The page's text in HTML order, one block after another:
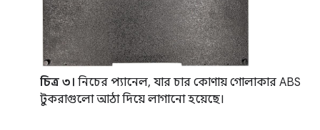
চিত্র ৩। নিচের প্যানেল, যার চার কোণায় গোলাকার ABS
টুকরাগুলো আঠা দিয়ে লাগানো হয়েছে।